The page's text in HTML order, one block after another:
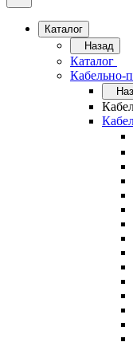
Каталог
Назад
Каталог
Кабельно-